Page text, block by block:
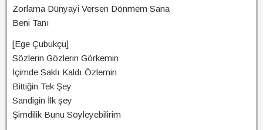
Zorlama Dünyayi Versen Dönmem Sana
Beni Tanı
[Ege Çubukçu]
Sözlerin Gözlerin Görkemin
İçimde Saklı Kaldı Özlemin
Bittiğin Tek Şey
Sandigin İlk şey
Şimdilik Bunu Söyleyebilirim